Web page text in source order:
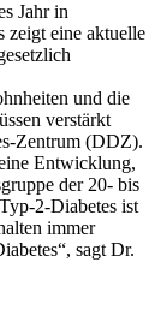
Jahr in
zeigt eine aktuelle
und die
verstärkt
Zentrum (DDZ).
Entwicklung,
der 20- bis
2-Diabetes ist
immer
sagt Dr.